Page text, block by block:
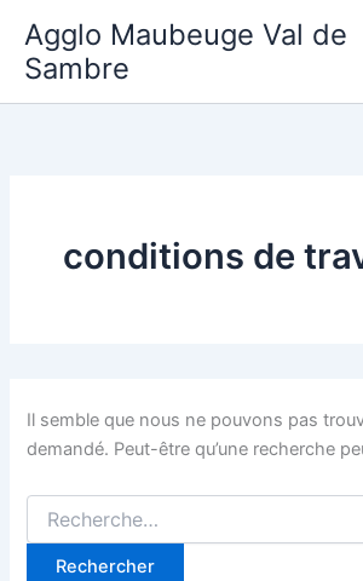
contenu
Agglo Maubeuge Val de
Sambre
conditions de
Il semble que nous ne pouvons pas
demandé. Peut-être qu’une recherche
Rechercher :